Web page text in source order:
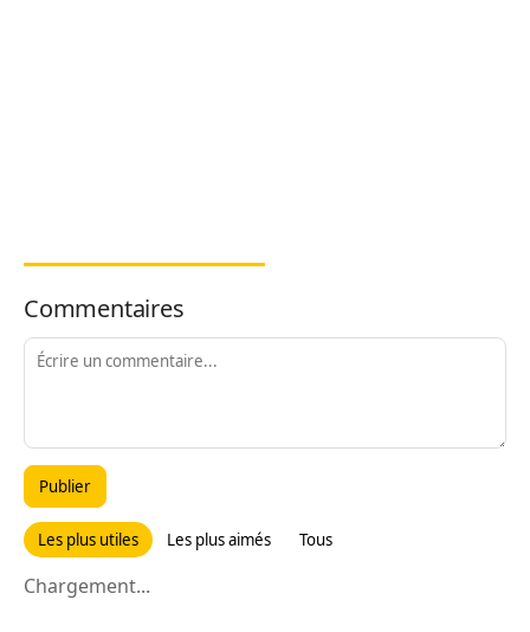
Commentaires
Publier
Les plus utiles Les plus aimés Tous
Chargement...